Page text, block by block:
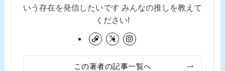
いう存在を発信したいです みんなの推しを教えて
ください!
この著者の記事一覧へ